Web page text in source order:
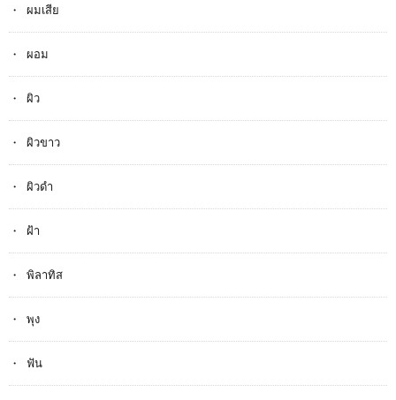
ผมเสีย
ผอม
ผิว
ผิวขาว
ผิวดำ
ฝ้า
พิลาทิส
พุง
ฟัน